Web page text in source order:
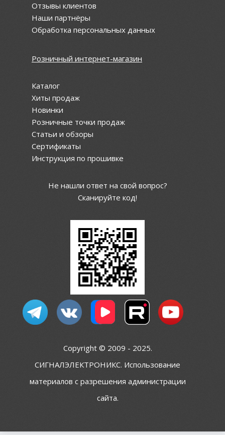
Отзывы клиентов
Наши партнёры
Обработка персональных данных
Розничный интернет-магазин
Каталог
Хиты продаж
Новинки
Розничные точки продаж
Статьи и обзоры
Сертификаты
Инструкция по прошивке
Не нашли ответ на свой вопрос?
Сканируйте код!
Copyright © 2009 - 2025.
СИГНАЛЭЛЕКТРОНИКС. Использование
материалов с разрешения администрации
сайта.